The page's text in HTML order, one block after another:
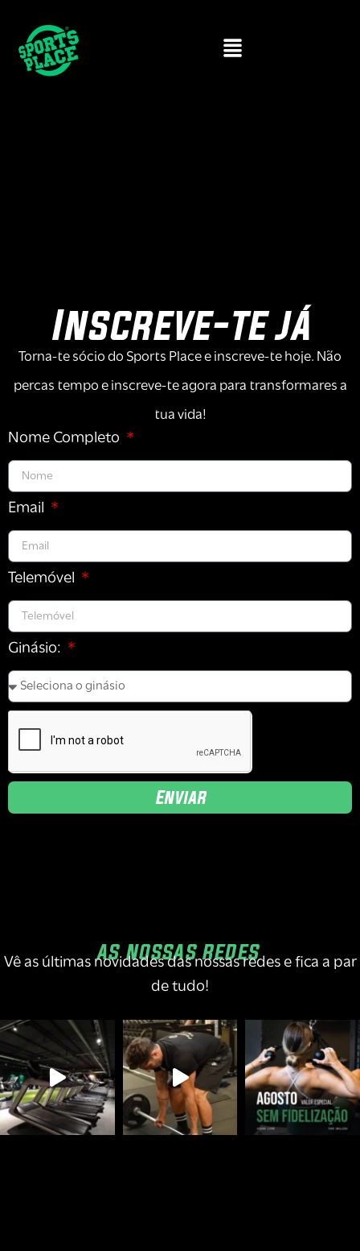
Inscreve-te já
Torna-te sócio do Sports Place e inscreve-te hoje. Não
percas tempo e inscreve-te agora para transformares a
tua vida!
Nome Completo
Email
Telemóvel
Ginásio:
Enviar
AS NOSSAS REDES
Vê as últimas novidades das nossas redes e fica a par
de tudo!